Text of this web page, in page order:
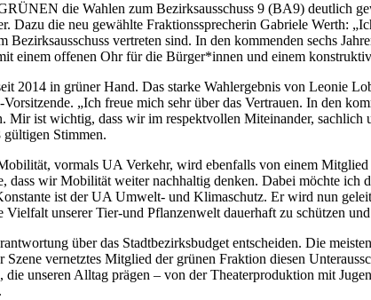
die Wahlen zum Bezirksausschuss 9 (BA9) deutlich
Dazu die neu gewählte Fraktionssprecherin Gabriele Werth:
Bezirksausschuss vertreten sind. In den kommenden sechs
einem offenen Ohr für die Bürger*innen und einem
2014 in grüner Hand. Das starke Wahlergebnis von Leonie
„Ich freue mich sehr über das Vertrauen. In den
Mir ist wichtig, dass wir im respektvollen Miteinander,
gültigen Stimmen.
vormals UA Verkehr, wird ebenfalls von einem
dass wir Mobilität weiter nachhaltig denken. Dabei möchte ich
ist der UA Umwelt- und Klimaschutz. Er wird nun
Vielfalt unserer Tier-und Pflanzenwelt dauerhaft zu schützen
über das Stadtbezirksbudget entscheiden. Die
Szene vernetztes Mitglied der grünen Fraktion diesen
die unseren Alltag prägen – von der Theaterproduktion mit